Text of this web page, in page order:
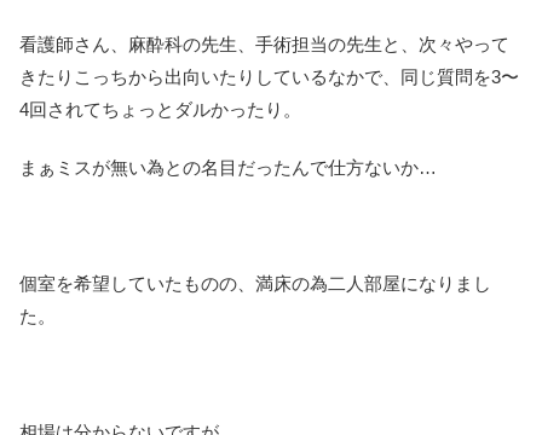
看護師さん、麻酔科の先生、手術担当の先生と、次々やって
きたりこっちから出向いたりしているなかで、同じ質問を3〜
4回されてちょっとダルかったり。
まぁミスが無い為との名目だったんで仕方ないか…
個室を希望していたものの、満床の為二人部屋になりまし
た。